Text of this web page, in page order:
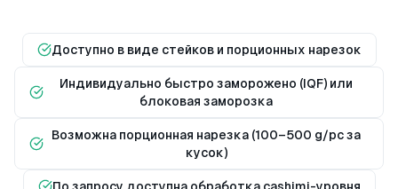
Доступно в виде стейков и порционных нарезок
Индивидуально быстро заморожено (IQF) или
блоковая заморозка
Возможна порционная нарезка (100–500 g/pc за
кусок)